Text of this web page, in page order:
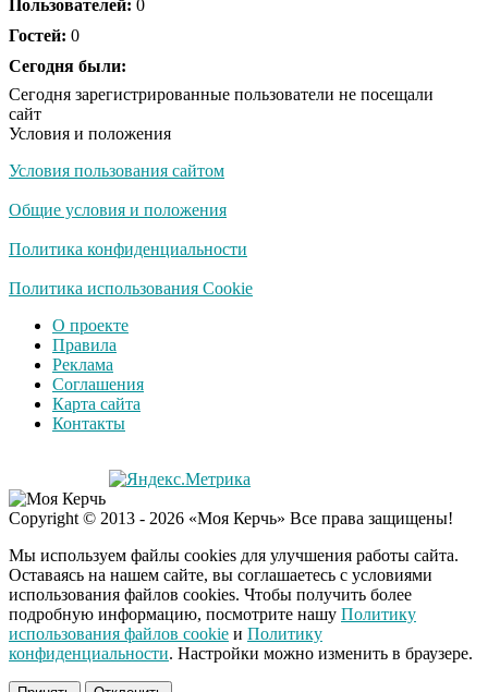
Пользователей: 0
Гостей: 0
Сегодня были:
Сегодня зарегистрированные пользователи не посещали
сайт
Условия и положения
Условия пользования сайтом
Общие условия и положения
Политика конфиденциальности
Политика использования Cookie
О проекте
Правила
Реклама
Соглашения
Карта сайта
Контакты
Copyright © 2013 - 2026 «Моя Керчь» Все права защищены!
Мы используем файлы cookies для улучшения работы сайта.
Оставаясь на нашем сайте, вы соглашаетесь с условиями
использования файлов cookies. Чтобы получить более
подробную информацию, посмотрите нашу Политику
использования файлов cookie и Политику
конфиденциальности. Настройки можно изменить в браузере.